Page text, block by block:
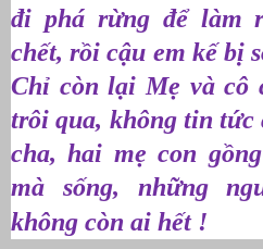
đi phá rừng để làm
chết, rồi cậu em kế bị
Chỉ còn lại Mẹ và cô
trôi qua, không tin tức
cha, hai mẹ con
mà sống, những
không còn ai hết !